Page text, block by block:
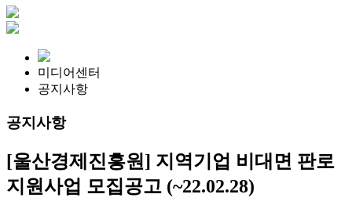
미디어센터
공지사항
공지사항
[울산경제진흥원] 지역기업 비대면 판로
지원사업 모집공고 (~22.02.28)